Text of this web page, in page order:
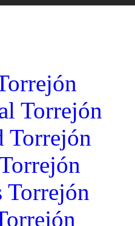
Torrejón
Torrejón
Torrejón